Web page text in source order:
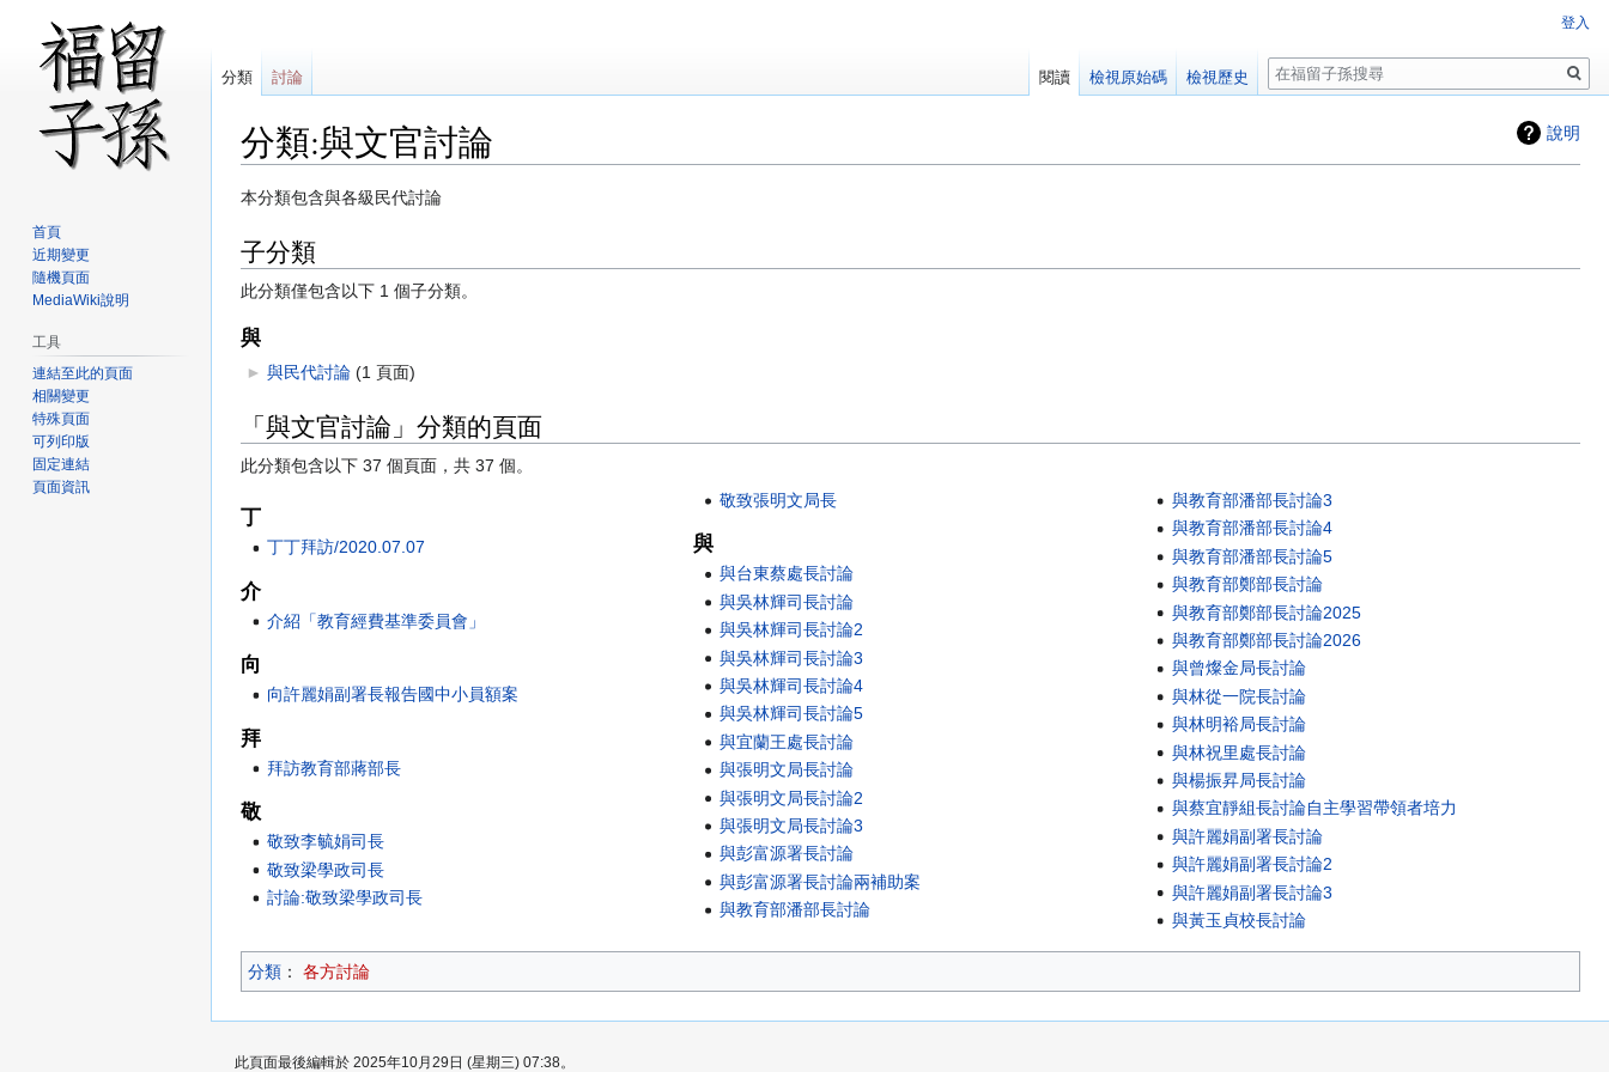
說明
分類:與文官討論
跳
導
覽
跳
搜
尋
本分類包含與各級民代討論
子分類
此分類僅包含以下 1 個子分類。
與
► 與民代討論‎ (1 頁面)
「與文官討論」分類的頁面
此分類包含以下 37 個頁面，共 37 個。
丁
丁丁拜訪/2020.07.07
介
介紹「教育經費基準委員會」
向
向許麗娟副署長報告國中小員額案
拜
拜訪教育部蔣部長
敬
敬致李毓娟司長
敬致梁學政司長
討論:敬致梁學政司長
敬致張明文局長
與
與台東蔡處長討論
與吳林輝司長討論
與吳林輝司長討論2
與吳林輝司長討論3
與吳林輝司長討論4
與吳林輝司長討論5
與宜蘭王處長討論
與張明文局長討論
與張明文局長討論2
與張明文局長討論3
與彭富源署長討論
與彭富源署長討論兩補助案
與教育部潘部長討論
與教育部潘部長討論3
與教育部潘部長討論4
與教育部潘部長討論5
與教育部鄭部長討論
與教育部鄭部長討論2025
與教育部鄭部長討論2026
與曾燦金局長討論
與林從一院長討論
與林明裕局長討論
與林祝里處長討論
與楊振昇局長討論
與蔡宜靜組長討論自主學習帶領者培力
與許麗娟副署長討論
與許麗娟副署長討論2
與許麗娟副署長討論3
與黃玉貞校長討論
分類 ：​ 各方討論
登入
分類 討論 閱讀 檢視原始碼 檢視歷史
搜
尋
首頁
近期變更
隨機頁面
MediaWiki說明
工具
連結至此的頁面
相關變更
特殊頁面
可列印版
固定連結
頁面資訊
此頁面最後編輯於 2025年10月29日 (星期三) 07:38。